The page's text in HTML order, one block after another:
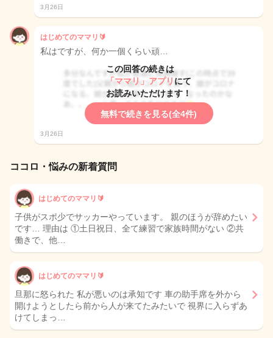
3月26日
はじめてのママリ🔰
私はですが、何か一個くらい頑…
この回答の続きは
「ママリ」アプリ にて
お読みいただけます！
無料で続きを見る(全4件)
3月26日
ココロ・悩みの新着質問
はじめてのママリ🔰
子供がスポ少でサッカーやっています。 親のほうが辞めたい
です… 理由は ①土日祝日、全て練習で家族時間がない ②共
働きで、他…
はじめてのママリ🔰
旦那に怒られた 私が悪いのは承知です 車の助手席を外から
開けようとしたら前から人が来てたみたいで 視界に入らずあ
けてしまっ…